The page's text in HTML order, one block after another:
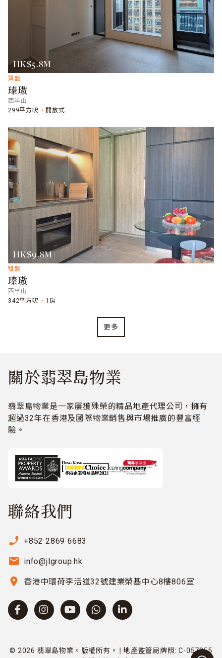
HK$5.8M
買盤
瑧璈
西半山
299平方呎
開放式
HK$9.8M
租盤
瑧璈
西半山
342平方呎
1房
更多
關於翡翠島物業
翡翠島物業是一家屢獲殊榮的精品地產代理公司，擁有
超過32年在香港及國際物業銷售與市場推廣的豐富經
驗。
聯絡我們
phone_enabled +852 2869 6683
email info@jlgroup.hk
location_on 香港中環荷李活道32號建業榮基中心8樓806室
© 2026 翡翠島物業。版權所有。 | 地產監管局牌照: C-057255